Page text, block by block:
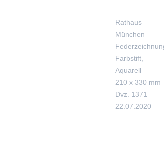
Rathaus
München
Farbstift,
Aquarell
210 x 330 mm
Dvz. 1371
22.07.2020